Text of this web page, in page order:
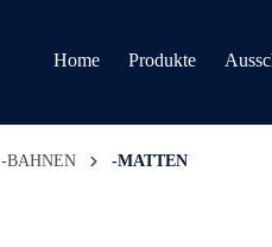
Home Produkte
-BAHNEN -MATTEN